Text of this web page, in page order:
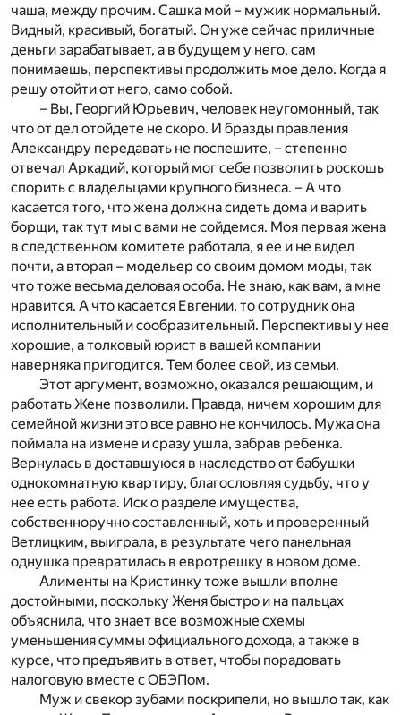
чаша, между прочим. Сашка мой – мужик нормальный.
Видный, красивый, богатый. Он уже сейчас приличные
деньги зарабатывает, а в будущем у него, сам
понимаешь, перспективы продолжить мое дело. Когда я
решу отойти от него, само собой.
– Вы, Георгий Юрьевич, человек неугомонный, так
что от дел отойдете не скоро. И бразды правления
Александру передавать не поспешите, – степенно
отвечал Аркадий, который мог себе позволить роскошь
спорить с владельцами крупного бизнеса. – А что
касается того, что жена должна сидеть дома и варить
борщи, так тут мы с вами не сойдемся. Моя первая жена
в следственном комитете работала, я ее и не видел
почти, а вторая – модельер со своим домом моды, так
что тоже весьма деловая особа. Не знаю, как вам, а мне
нравится. А что касается Евгении, то сотрудник она
исполнительный и сообразительный. Перспективы у нее
хорошие, а толковый юрист в вашей компании
наверняка пригодится. Тем более свой, из семьи.
Этот аргумент, возможно, оказался решающим, и
работать Жене позволили. Правда, ничем хорошим для
семейной жизни это все равно не кончилось. Мужа она
поймала на измене и сразу ушла, забрав ребенка.
Вернулась в доставшуюся в наследство от бабушки
однокомнатную квартиру, благословляя судьбу, что у
нее есть работа. Иск о разделе имущества,
собственноручно составленный, хоть и проверенный
Ветлицким, выиграла, в результате чего панельная
однушка превратилась в евротрешку в новом доме.
Алименты на Кристинку тоже вышли вполне
достойными, поскольку Женя быстро и на пальцах
объяснила, что знает все возможные схемы
уменьшения суммы официального дохода, а также в
курсе, что предъявить в ответ, чтобы порадовать
налоговую вместе с ОБЭПом.
Муж и свекор зубами поскрипели, но вышло так, как